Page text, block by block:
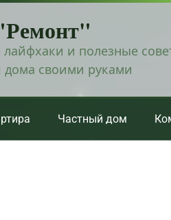
лайфхаки и полезные
своими руками
Частный дом